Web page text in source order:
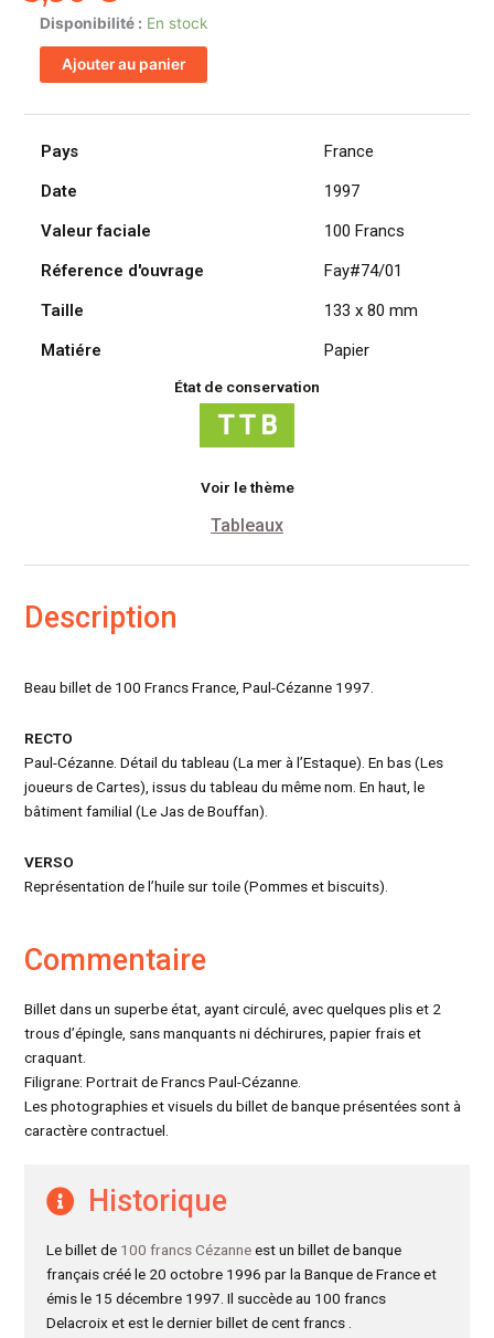
Disponibilité : En stock
quantité
de
FRANCE
de
100
Paul-
1997
Ajouter au panier
Pays
France
Date
1997
Valeur faciale
100 Francs
Réference d'ouvrage
Fay#74/01
Taille
133 x 80 mm
Matiére
Papier
État de conservation
Voir le thème
Tableaux
Description
Beau billet de 100 Francs France, Paul-Cézanne 1997.
RECTO
Paul-Cézanne. Détail du tableau (La mer à l’Estaque). En bas (Les
joueurs de Cartes), issus du tableau du même nom. En haut, le
bâtiment familial (Le Jas de Bouffan).
VERSO
Représentation de l’huile sur toile (Pommes et biscuits).
Commentaire
Billet dans un superbe état, ayant circulé, avec quelques plis et 2
trous d’épingle, sans manquants ni déchirures, papier frais et
craquant.
Filigrane: Portrait de Francs Paul-Cézanne.
Les photographies et visuels du billet de banque présentées sont à
caractère contractuel.
Historique
Le billet de 100 francs Cézanneest un billet de banque
français créé le 20 octobre 1996 par la Banque de France et
émis le 15 décembre 1997. Il succède au 100 francs
Delacroix et est le dernier billet de cent francs .